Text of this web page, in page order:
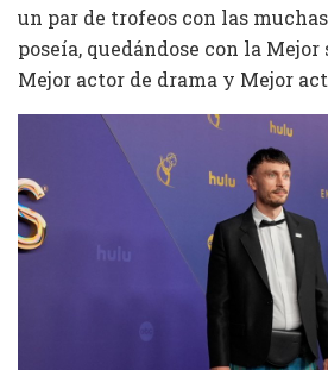
un par de trofeos con las
poseía, quedándose con la Mejor
Mejor actor de drama y Mejor